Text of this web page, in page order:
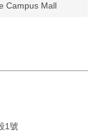
Campus Mall
1號